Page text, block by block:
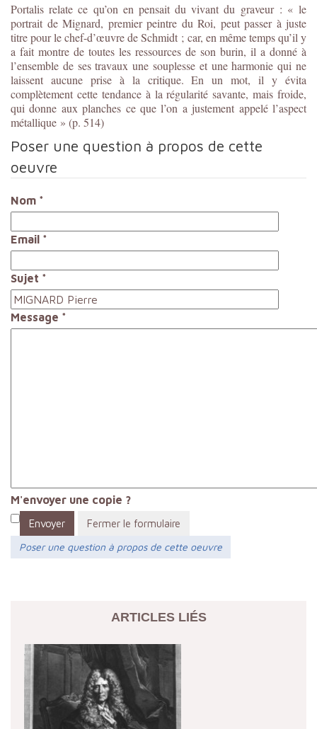
Portalis relate ce qu’on en pensait du vivant du graveur : « le
portrait de Mignard, premier peintre du Roi, peut passer à juste
titre pour le chef-d’œuvre de Schmidt ; car, en même temps qu’il y
a fait montre de toutes les ressources de son burin, il a donné à
l’ensemble de ses travaux une souplesse et une harmonie qui ne
laissent aucune prise à la critique. En un mot, il y évita
complètement cette tendance à la régularité savante, mais froide,
qui donne aux planches ce que l’on a justement appelé l’aspect
métallique » (p. 514)
Poser une question à propos de cette
oeuvre
Nom *
Email *
Sujet *
Message *
M'envoyer une copie ?
Envoyer
Fermer le formulaire
Poser une question à propos de cette oeuvre
ARTICLES LIÉS